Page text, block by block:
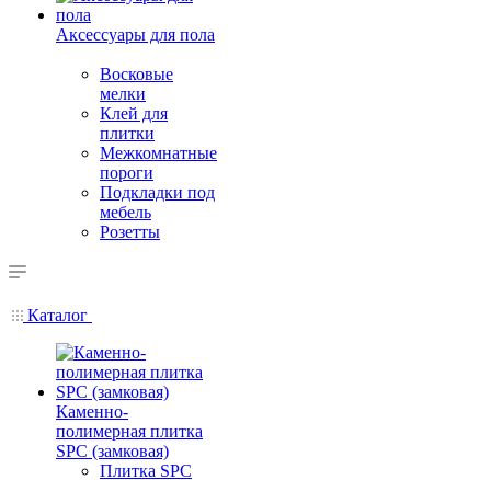
Аксессуары для пола
Восковые
мелки
Клей для
плитки
Межкомнатные
пороги
Подкладки под
мебель
Розетты
Каталог
Каменно-
полимерная плитка
SPC (замковая)
Плитка SPC